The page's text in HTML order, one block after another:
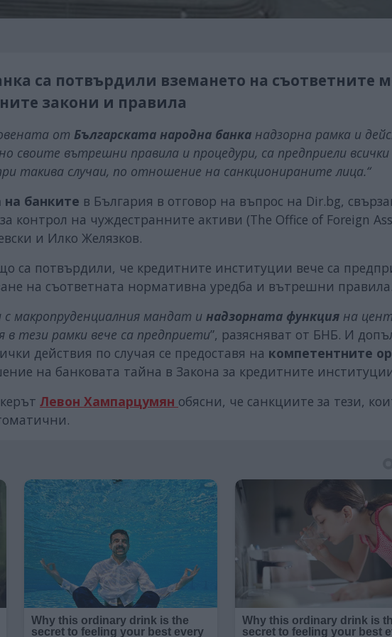
са потвърдили вземането на съответните
закони и правила
от Българската народна банка надзорна рамка и
своите вътрешни правила и процедури, са предприели всички
такива случаи, по отношение на санкционираните лица.“
банките в България в отговор на въпрос на Dir.bg,
контрол на чуждестранните активи (The Office of Foreign
и Илко Желязков.
са потвърдили, че кредитните институции вече са
на съответната нормативна уредба и вътрешни
макропруденциалния мандат и надзорната функция на
тези рамки вече са предприети”, разясняват от БНБ. И
действия по случая се предоставя на компетентните
на банковата тайна в Закона за кредитните
Левон Хампарцумян обясни, че санкциите за тези,